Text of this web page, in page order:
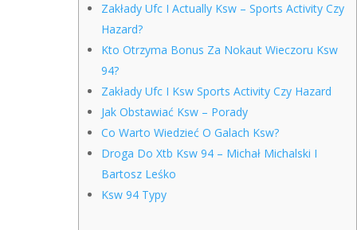
Zakłady Ufc I Actually Ksw – Sports Activity Czy
Hazard?
Kto Otrzyma Bonus Za Nokaut Wieczoru Ksw
94?
Zakłady Ufc I Ksw Sports Activity Czy Hazard
Jak Obstawiać Ksw – Porady
Co Warto Wiedzieć O Galach Ksw?
Droga Do Xtb Ksw 94 – Michał Michalski I
Bartosz Leśko
Ksw 94 Typy